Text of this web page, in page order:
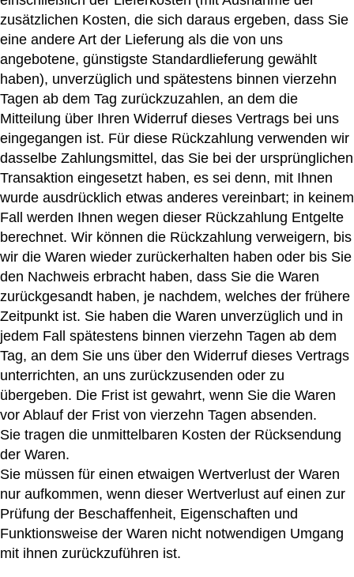
zusätzlichen Kosten, die sich daraus ergeben, dass Sie
eine andere Art der Lieferung als die von uns
angebotene, günstigste Standardlieferung gewählt
haben), unverzüglich und spätestens binnen vierzehn
Tagen ab dem Tag zurückzuzahlen, an dem die
Mitteilung über Ihren Widerruf dieses Vertrags bei uns
eingegangen ist. Für diese Rückzahlung verwenden wir
dasselbe Zahlungsmittel, das Sie bei der ursprünglichen
Transaktion eingesetzt haben, es sei denn, mit Ihnen
wurde ausdrücklich etwas anderes vereinbart; in keinem
Fall werden Ihnen wegen dieser Rückzahlung Entgelte
berechnet. Wir können die Rückzahlung verweigern, bis
wir die Waren wieder zurückerhalten haben oder bis Sie
den Nachweis erbracht haben, dass Sie die Waren
zurückgesandt haben, je nachdem, welches der frühere
Zeitpunkt ist. Sie haben die Waren unverzüglich und in
jedem Fall spätestens binnen vierzehn Tagen ab dem
Tag, an dem Sie uns über den Widerruf dieses Vertrags
unterrichten, an uns zurückzusenden oder zu
übergeben. Die Frist ist gewahrt, wenn Sie die Waren
vor Ablauf der Frist von vierzehn Tagen absenden.
Sie tragen die unmittelbaren Kosten der Rücksendung
der Waren.
Sie müssen für einen etwaigen Wertverlust der Waren
nur aufkommen, wenn dieser Wertverlust auf einen zur
Prüfung der Beschaffenheit, Eigenschaften und
Funktionsweise der Waren nicht notwendigen Umgang
mit ihnen zurückzuführen ist.